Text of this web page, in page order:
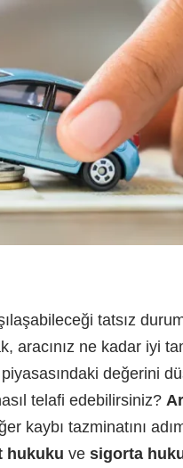
tatsız
aracınız ne kadar iyi
değerini
telafi edebilirsiniz?
kaybı tazminatını
hukuku ve sigorta